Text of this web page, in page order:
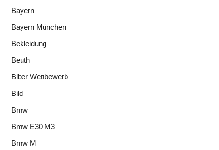
Bayern
Bayern München
Bekleidung
Beuth
Biber Wettbewerb
Bild
Bmw
Bmw E30 M3
Bmw M